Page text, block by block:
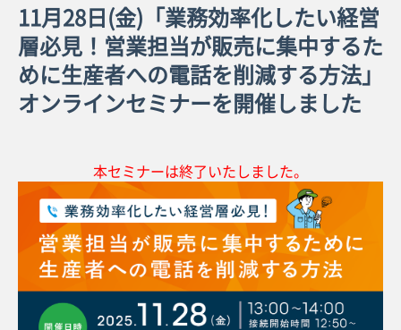
11月28日(金)「業務効率化したい経営
層必見！営業担当が販売に集中するた
めに生産者への電話を削減する方法」
オンラインセミナーを開催しました
本セミナーは終了いたしました。